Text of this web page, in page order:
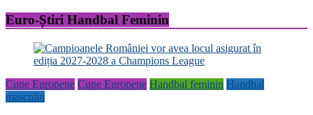
Euro-Știri Handbal Feminin
Cupe Europene Cupe Europene Handbal feminin Handbal
masculin